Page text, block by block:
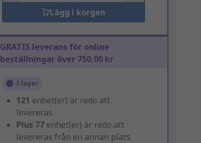
Lägg i korgen
GRATIS leverans för online
beställningar över 750,00 kr
I lager
121 enhet(er) är redo att
levereras
Plus 77 enhet(er) är redo att
levereras från en annan plats